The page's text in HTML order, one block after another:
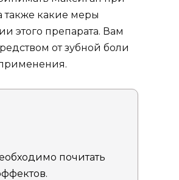
также какие меры
этого препарата. Вам
от зубной боли
почитать